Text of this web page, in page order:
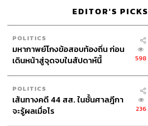
EDITOR'S PICKS
POLITICS
มหากาพย์โกงข้อสอบท้องถิ่น ก่อน
เดินหน้าสู่จุดจบในสัปดาห์นี้
598
POLITICS
เส้นทางคดี 44 สส. ในชั้นศาลฎีกา
จะรู้ผลเมื่อไร
236